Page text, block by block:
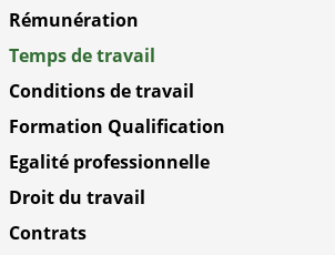
Rémunération
Temps de travail
Conditions de travail
Formation Qualification
Egalité professionnelle
Droit du travail
Contrats